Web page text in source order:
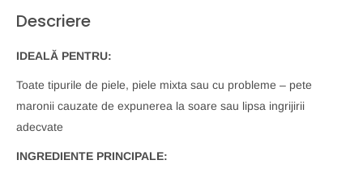
Descriere
IDEALĂ PENTRU:
Toate tipurile de piele, piele mixta sau cu probleme – pete
maronii cauzate de expunerea la soare sau lipsa ingrijirii
adecvate
INGREDIENTE PRINCIPALE: